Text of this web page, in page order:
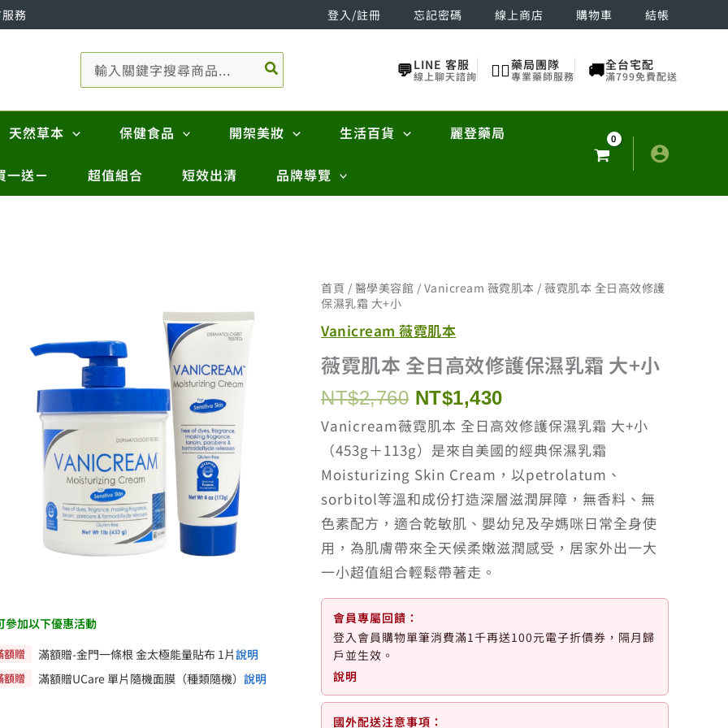
務 登入/註冊 忘記密碼 線上商店 購物車 結帳
尋：
💬LINE 客服
線上聊天諮詢 👨‍⚕️藥局團隊
專業藥師服務 🚚全台宅配
滿799免費配送
天然草本 保健食品 開架美妝 生活百貨 麗登藥局
一送ㄧ 超值組合 短效出清 品牌導覽
參加以下優惠活動
額贈 滿額贈-金門一條根 金太極能量貼布 1片說明
額贈 滿額贈UCare 單片隨機面膜（種類隨機） 說明
首頁 / 醫學美容館 / Vanicream 薇霓肌本 / 薇霓肌本 全日高效修護
保濕乳霜 大+小
Vanicream 薇霓肌本
薇霓肌本 全日高效修護保濕乳霜 大+小
NT$2,760 原
始
價
格：
NT$2,760。
NT$1,430目
前
價
格：
NT$1,430。
Vanicream薇霓肌本 全日高效修護保濕乳霜 大+小
（453g＋113g）是來自美國的經典保濕乳霜
Moisturizing Skin Cream，以petrolatum、
sorbitol等溫和成份打造深層滋潤屏障，無香料、無
色素配方，適合乾敏肌、嬰幼兒及孕媽咪日常全身使
用，為肌膚帶來全天候柔嫩滋潤感受，居家外出一大
一小超值組合輕鬆帶著走。
會員專屬回饋：
登入會員購物單筆消費滿1千再送100元電子折價券，隔月歸
戶並生效。
說明
國外配送注意事項：